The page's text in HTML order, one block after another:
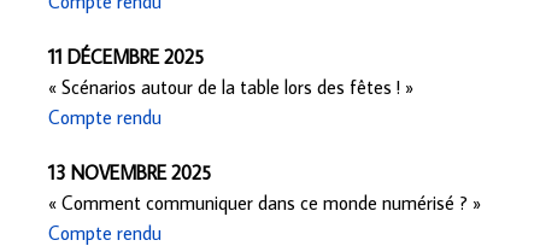
11 DÉCEMBRE 2025
« Scénarios autour de la table lors des fêtes ! »
Compte rendu
13 NOVEMBRE 2025
« Comment communiquer dans ce monde numérisé ? »
Compte rendu